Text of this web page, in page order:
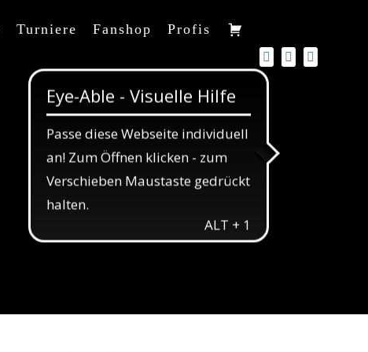
Turniere Fanshop Profis